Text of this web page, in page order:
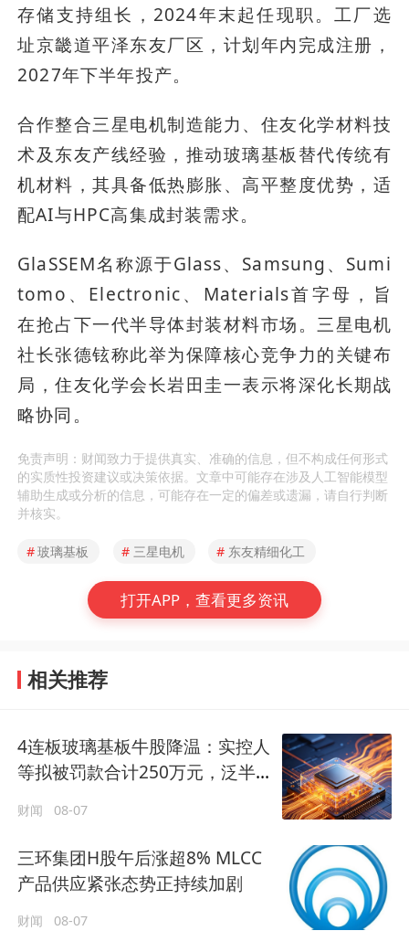
存储支持组长，2024年末起任现职。工厂选
址京畿道平泽东友厂区，计划年内完成注册，
2027年下半年投产。
合作整合三星电机制造能力、住友化学材料技
术及东友产线经验，推动玻璃基板替代传统有
机材料，其具备低热膨胀、高平整度优势，适
配AI与HPC高集成封装需求。
GlaSSEM名称源于Glass、Samsung、Sumi
tomo、Electronic、Materials首字母，旨
在抢占下一代半导体封装材料市场。三星电机
社长张德铉称此举为保障核心竞争力的关键布
局，住友化学会长岩田圭一表示将深化长期战
略协同。
免责声明：财闻致力于提供真实、准确的信息，但不构成任何形式
的实质性投资建议或决策依据。文章中可能存在涉及人工智能模型
辅助生成或分析的信息，可能存在一定的偏差或遗漏，请自行判断
并核实。
#玻璃基板 # 三星电机 # 东友精细化工
打开APP，查看更多资讯
相关推荐
4连板玻璃基板牛股降温：实控人
等拟被罚款合计250万元，泛半
财闻 08-07
三环集团H股午后涨超8% MLCC
产品供应紧张态势正持续加剧
财闻 08-07